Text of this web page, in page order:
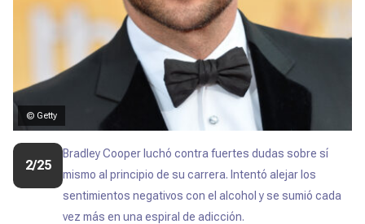
© Getty
2/25
Bradley Cooper luchó contra fuertes dudas sobre sí
mismo al principio de su carrera. Intentó alejar los
sentimientos negativos con el alcohol y se sumió cada
vez más en una espiral de adicción.